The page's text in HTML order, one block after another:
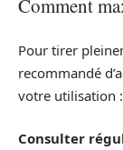
Comment
Pour tirer
recommandé
votre utilisation :
Consulter